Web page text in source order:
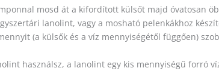
mosd át a kifordított külsőt majd óvatosan
lanolint, vagy a mosható pelenkákhoz
(a külsők és a víz mennyiségétől függően)
használsz, a lanolint egy kis mennyiségű forró